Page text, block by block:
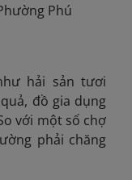
Phú
hải sản tươi
đồ gia dụng
với một số chợ
phải chăng